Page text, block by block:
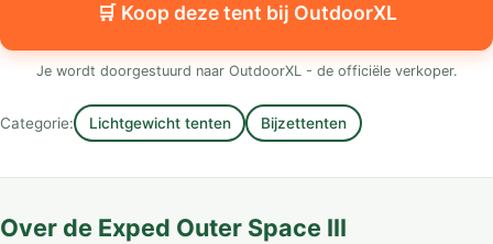
🛒 Koop deze tent bij OutdoorXL
Je wordt doorgestuurd naar OutdoorXL - de officiële verkoper.
Categorie: Lichtgewicht tenten Bijzettenten
Over de Exped Outer Space III